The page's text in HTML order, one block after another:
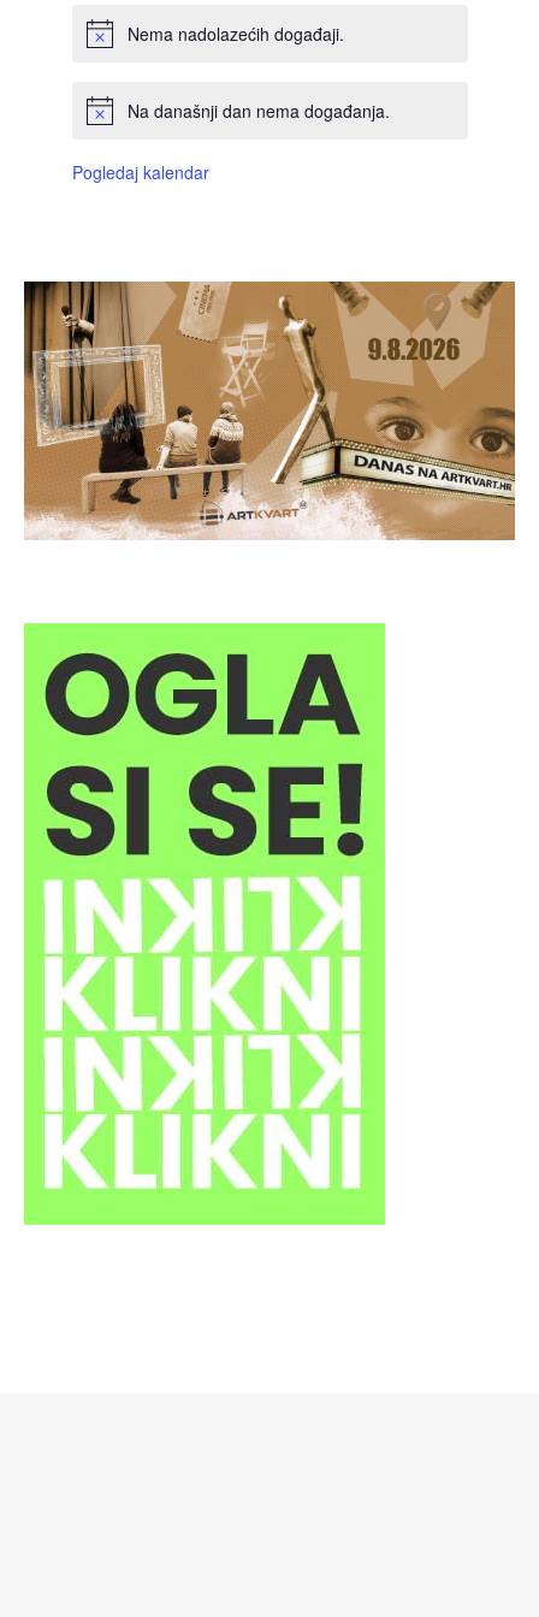
Nema nadolazećih događaji.
Na današnji dan nema događanja.
Pogledaj kalendar